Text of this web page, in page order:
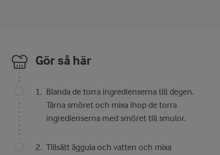
Gör så här
Blanda de torra ingredienserna till degen.
Tärna smöret och mixa ihop de torra
ingredienserna med smöret till smulor.
Tillsätt äggula och vatten och mixa